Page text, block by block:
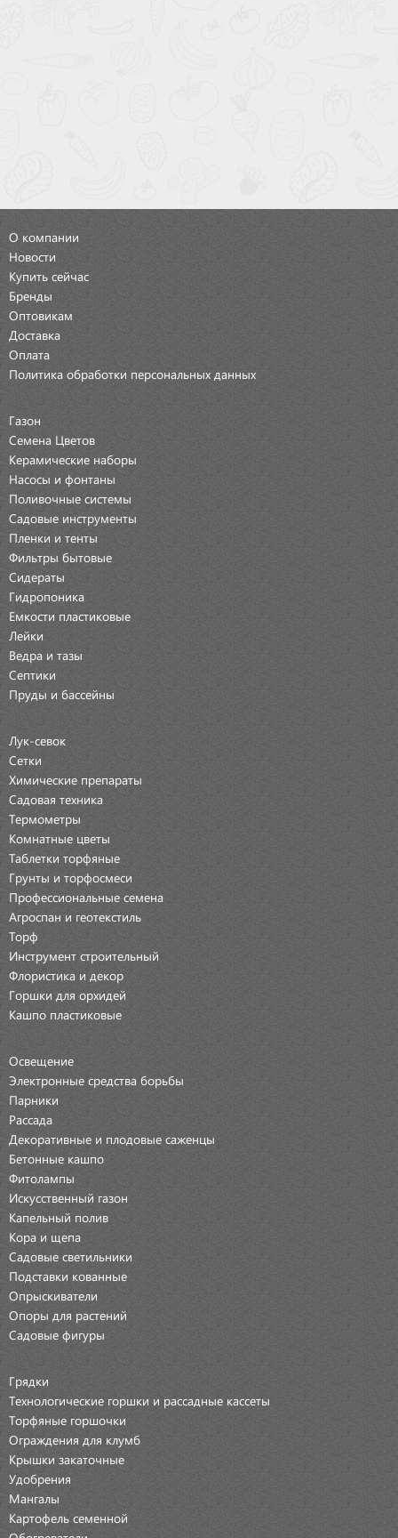
О компании
Новости
Купить сейчас
Бренды
Оптовикам
Доставка
Оплата
Политика обработки персональных данных
Газон
Семена Цветов
Керамические наборы
Насосы и фонтаны
Поливочные системы
Садовые инструменты
Пленки и тенты
Фильтры бытовые
Сидераты
Гидропоника
Емкости пластиковые
Лейки
Ведра и тазы
Септики
Пруды и бассейны
Лук-севок
Сетки
Химические препараты
Садовая техника
Термометры
Комнатные цветы
Таблетки торфяные
Грунты и торфосмеси
Профессиональные семена
Агроспан и геотекстиль
Торф
Инструмент строительный
Флористика и декор
Горшки для орхидей
Кашпо пластиковые
Освещение
Электронные средства борьбы
Парники
Рассада
Декоративные и плодовые саженцы
Бетонные кашпо
Фитолампы
Искусственный газон
Капельный полив
Кора и щепа
Садовые светильники
Подставки кованные
Опрыскиватели
Опоры для растений
Садовые фигуры
Грядки
Технологические горшки и рассадные кассеты
Торфяные горшочки
Ограждения для клумб
Крышки закаточные
Удобрения
Мангалы
Картофель семенной